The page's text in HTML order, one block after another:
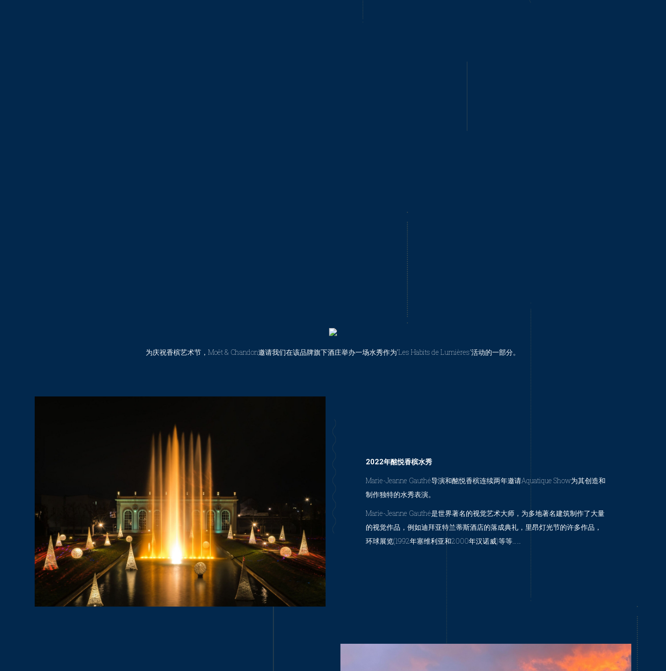
为庆祝香槟艺术节，Moët & Chandon邀请我们在该品牌旗下酒庄举办一场水秀作为“Les Habits de Lumières”活动的一部分。
2022年酩悦香槟水秀
Marie-Jeanne Gauthé导演和酩悦香槟连续两年邀请Aquatique Show为其创造和
制作独特的水秀表演。
Marie-Jeanne Gauthé是世界著名的视觉艺术大师，为多地著名建筑制作了大量
的视觉作品，例如迪拜亚特兰蒂斯酒店的落成典礼，里昂灯光节的许多作品，
环球展览(1992年塞维利亚和2000年汉诺威)等等……